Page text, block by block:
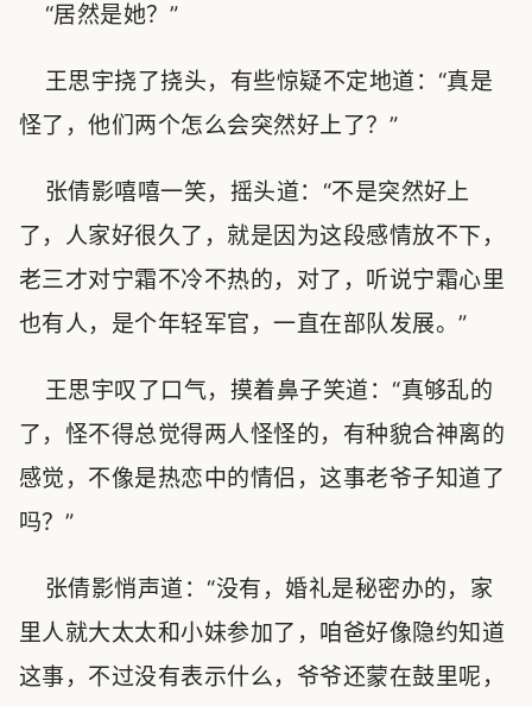
“居然是她？”
王思宇挠了挠头，有些惊疑不定地道：“真是
怪了，他们两个怎么会突然好上了？”
张倩影嘻嘻一笑，摇头道：“不是突然好上
了，人家好很久了，就是因为这段感情放不下，
老三才对宁霜不冷不热的，对了，听说宁霜心里
也有人，是个年轻军官，一直在部队发展。”
王思宇叹了口气，摸着鼻子笑道：“真够乱的
了，怪不得总觉得两人怪怪的，有种貌合神离的
感觉，不像是热恋中的情侣，这事老爷子知道了
吗？”
张倩影悄声道：“没有，婚礼是秘密办的，家
里人就大太太和小妹参加了，咱爸好像隐约知道
这事，不过没有表示什么，爷爷还蒙在鼓里呢，